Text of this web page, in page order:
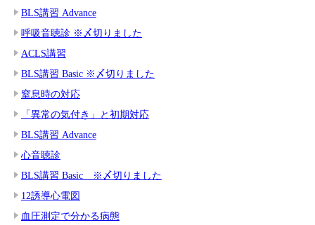
BLS講習 Advance
呼吸音聴診 ※〆切りました
ACLS講習
BLS講習 Basic ※〆切りました
窒息時の対応
「異常の気付き」と初期対応
BLS講習 Advance
心音聴診
BLS講習 Basic ※〆切りました
12誘導心電図
血圧測定で分かる病態